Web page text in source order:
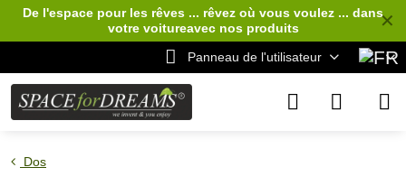
✕
De l'espace pour les rêves ... rêvez où vous voulez ... dans
votre voitureavec nos produits
Panneau de l'utilisateur
Dos